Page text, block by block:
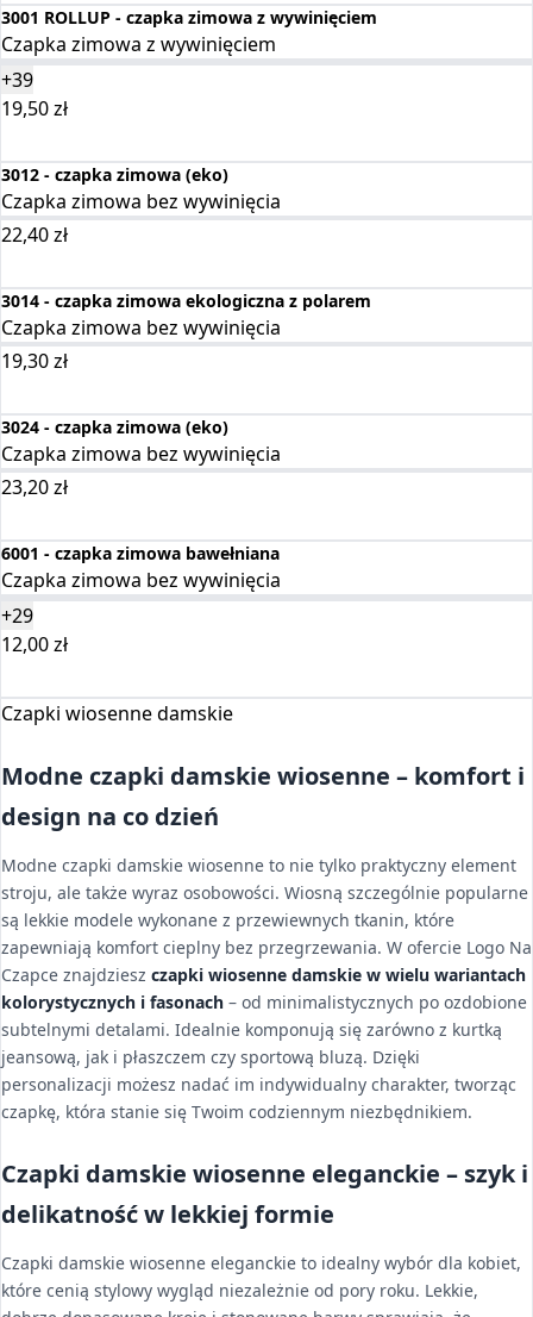
3001 ROLLUP - czapka zimowa z wywinięciem
Czapka zimowa z wywinięciem
+39
19,50zł
3012 - czapka zimowa (eko)
Czapka zimowa bez wywinięcia
22,40zł
3014 - czapka zimowa ekologiczna z polarem
Czapka zimowa bez wywinięcia
19,30zł
3024 - czapka zimowa (eko)
Czapka zimowa bez wywinięcia
23,20zł
6001 - czapka zimowa bawełniana
Czapka zimowa bez wywinięcia
+29
12,00zł
Czapki wiosenne damskie
Modne czapki damskie wiosenne – komfort i
design na co dzień
Modne czapki damskie wiosenne to nie tylko praktyczny element
stroju, ale także wyraz osobowości. Wiosną szczególnie popularne
są lekkie modele wykonane z przewiewnych tkanin, które
zapewniają komfort cieplny bez przegrzewania. W ofercie Logo Na
Czapce znajdziesz czapki wiosenne damskie w wielu wariantach
kolorystycznych i fasonach – od minimalistycznych po ozdobione
subtelnymi detalami. Idealnie komponują się zarówno z kurtką
jeansową, jak i płaszczem czy sportową bluzą. Dzięki
personalizacji możesz nadać im indywidualny charakter, tworząc
czapkę, która stanie się Twoim codziennym niezbędnikiem.
Czapki damskie wiosenne eleganckie – szyk i
delikatność w lekkiej formie
Czapki damskie wiosenne eleganckie to idealny wybór dla kobiet,
które cenią stylowy wygląd niezależnie od pory roku. Lekkie,